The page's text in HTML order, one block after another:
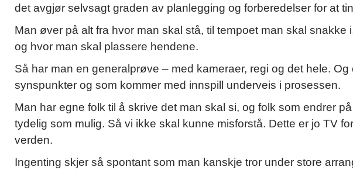
det avgjør selvsagt graden av planlegging og forberedelser for at
Man øver på alt fra hvor man skal stå, til tempoet man skal snakke
og hvor man skal plassere hendene.
Så har man en generalprøve – med kameraer, regi og det hele.
synspunkter og som kommer med innspill underveis i prosessen.
Man har egne folk til å skrive det man skal si, og folk som endrer
tydelig som mulig. Så vi ikke skal kunne misforstå. Dette er jo TV
verden.
Ingenting skjer så spontant som man kanskje tror under store